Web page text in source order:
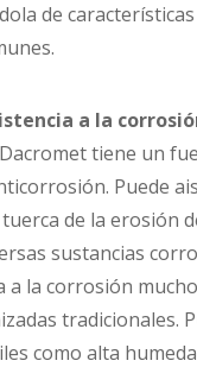
de
a la
tiene un
Puede
de la erosión
sustancias
a la corrosión
tradicionales.
como alta